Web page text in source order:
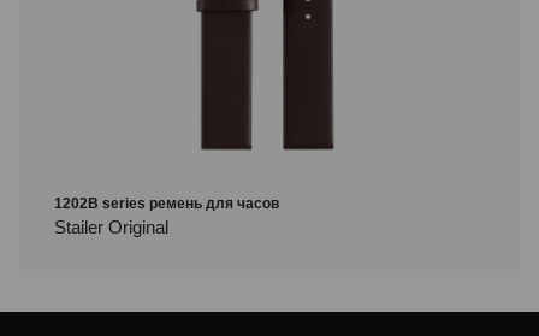
1202B series ремень для часов
Stailer Original